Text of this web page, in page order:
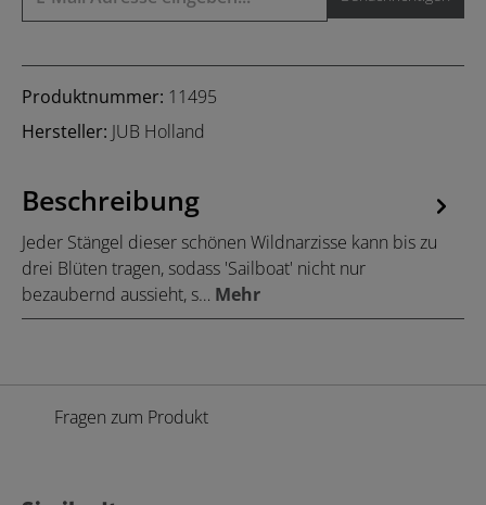
Produktnummer: 11495
Hersteller: JUB Holland
Beschreibung
Jeder Stängel dieser schönen Wildnarzisse kann bis zu
drei Blüten tragen, sodass 'Sailboat' nicht nur
bezaubernd aussieht, s… Mehr
Fragen zum Produkt